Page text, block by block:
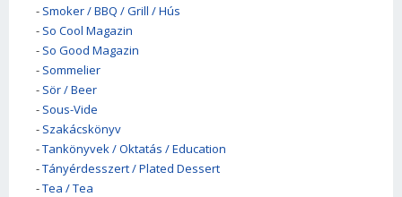
- Smoker / BBQ / Grill / Hús
- So Cool Magazin
- So Good Magazin
- Sommelier
- Sör / Beer
- Sous-Vide
- Szakácskönyv
-Tankönyvek / Oktatás / Education
-Tányérdesszert / Plated Dessert
-Tea / Tea